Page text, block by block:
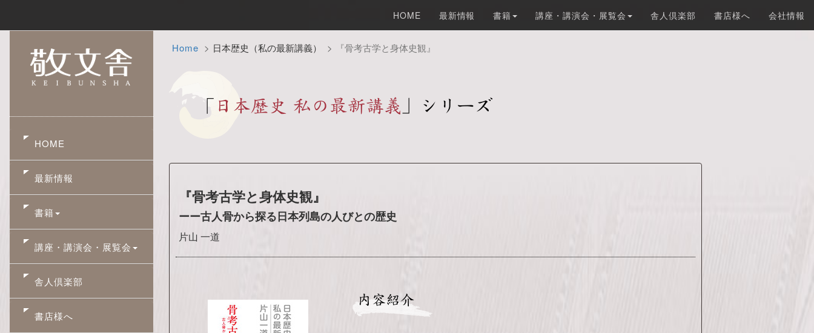
HOME 最新情報 書籍 講座・講演会・展覧会 舎人倶楽部 書店様へ 会社情報
HOME
最新情報
書籍
講座・講演会・展覧会
舎人倶楽部
書店様へ
Home 日本歴史（私の最新講義） 『骨考古学と身体史観』
『骨考古学と身体史観』
ーー古人骨から探る日本列島の人びとの歴史
片山 一道